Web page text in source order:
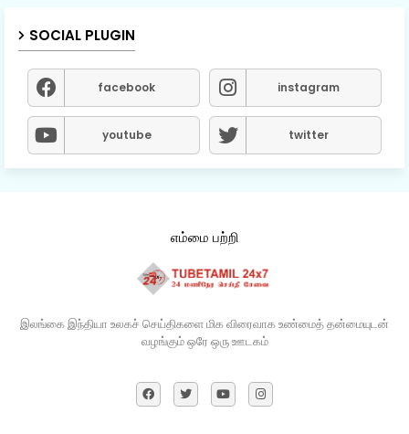
SOCIAL PLUGIN
facebook instagram
youtube twitter
எம்மை பற்றி
இலங்கை இந்தியா உலகச் செய்திகளை மிக விரைவாக உண்மைத் தன்மையுடன்
வழங்கும் ஒரே ஒரு ஊடகம்​